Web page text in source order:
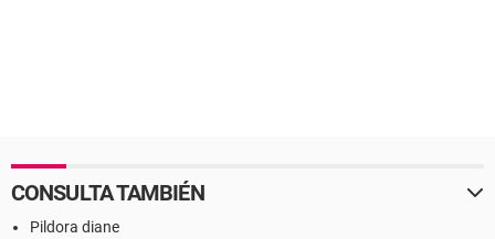
CONSULTA TAMBIÉN
Pildora diane